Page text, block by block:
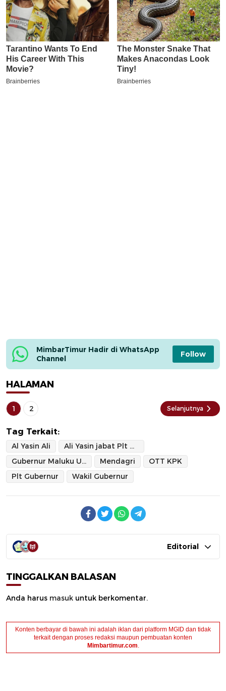
MimbarTimur Hadir di WhatsApp
Channel
Follow
HALAMAN
1 2 Selanjutnya
Tag Terkait:
Al Yasin Ali
Ali Yasin jabat Plt Gubernur Malut
Gubernur Maluku Utara
Mendagri
OTT KPK
Plt Gubernur
Wakil Gubernur
Editorial
TINGGALKAN BALASAN
Anda harus masuk untuk berkomentar.
Konten berbayar di bawah ini adalah iklan dari platform MGID dan tidak
terkait dengan proses redaksi maupun pembuatan konten
Mimbartimur.com.